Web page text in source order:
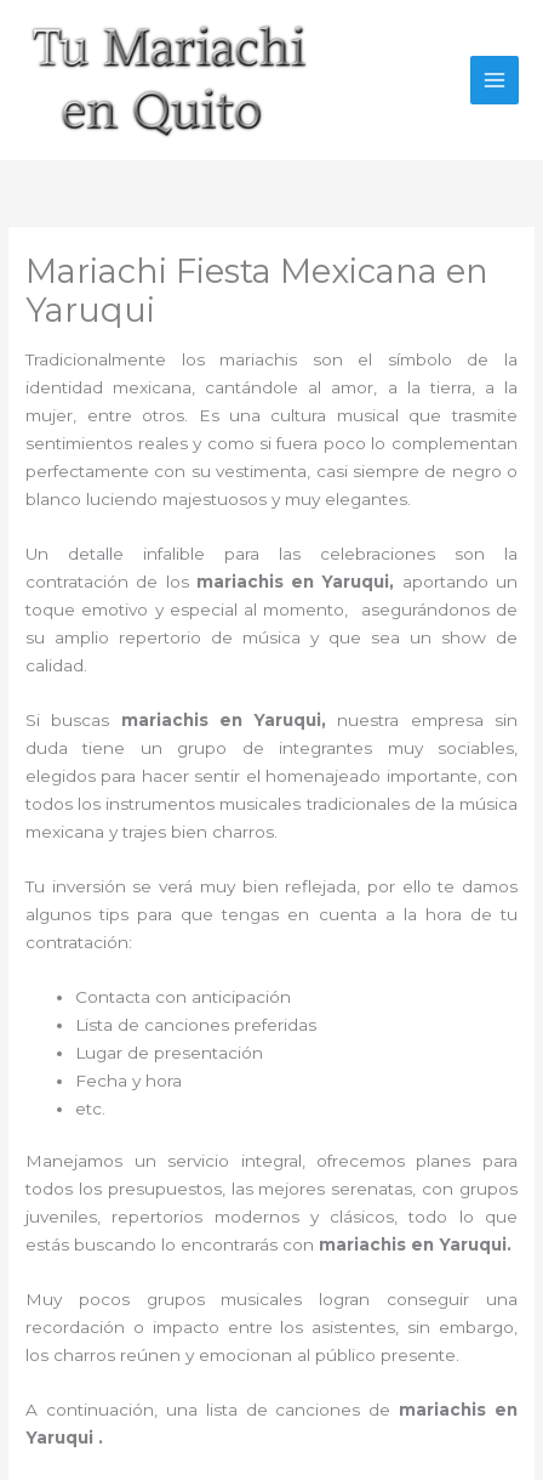
contenido
Mariachi Fiesta Mexicana en
Yaruqui
Tradicionalmente los mariachis son el símbolo de la
identidad mexicana, cantándole al amor, a la tierra, a la
mujer, entre otros. Es una cultura musical que trasmite
sentimientos reales y como si fuera poco lo complementan
perfectamente con su vestimenta, casi siempre de negro o
blanco luciendo majestuosos y muy elegantes.
Un detalle infalible para las celebraciones son la
contratación de losmariachis en Yaruqui, aportando un
toque emotivo y especial al momento, asegurándonos de
su amplio repertorio de música y que sea un show de
calidad.
Si buscas mariachis en Yaruqui, nuestra empresa
sin
duda tiene un grupo de integrantes muy sociables,
elegidos para hacer sentir el homenajeado importante, con
todos los instrumentos musicales tradicionales de la música
mexicana y trajes bien charros.
Tu inversión se verá muy bien reflejada, por ello te damos
algunos tips para que tengas en cuenta a la hora de tu
contratación:
Contacta con anticipación
Lista de canciones preferidas
Lugar de presentación
Fecha y hora
etc.
Manejamos un servicio integral, ofrecemos planes para
todos los presupuestos, las mejores serenatas, con grupos
juveniles, repertorios modernos y clásicos, todo lo que
estás buscando lo encontrarás con mariachis en Yaruqui.
Muy pocos grupos musicales logran conseguir una
recordación o impacto entre los asistentes, sin embargo,
los charros reúnen y emocionan al público presente.
A continuación, una lista de canciones de mariachis en
Yaruqui .